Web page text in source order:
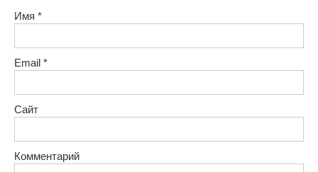
Имя *
Email *
Сайт
Комментарий